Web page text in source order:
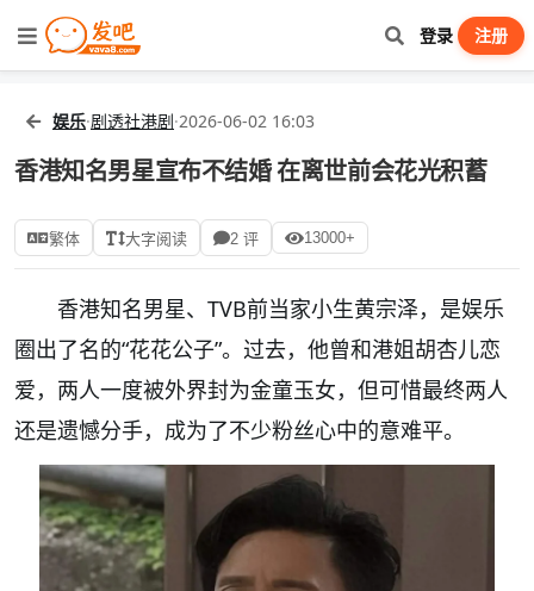
登录 注册
娱乐·剧透社港剧·2026-06-02 16:03
香港知名男星宣布不结婚 在离世前会花光积蓄
繁体 大字阅读 2 评 13000+
香港知名男星、TVB前当家小生黄宗泽，是娱乐
圈出了名的“花花公子”。过去，他曾和港姐胡杏儿恋
爱，两人一度被外界封为金童玉女，但可惜最终两人
还是遗憾分手，成为了不少粉丝心中的意难平。